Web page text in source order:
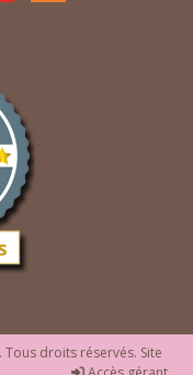
Tous droits réservés. Site